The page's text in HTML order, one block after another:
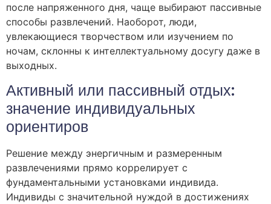
после напряженного дня, чаще выбирают пассивные
способы развлечений. Наоборот, люди,
увлекающиеся творчеством или изучением по
ночам, склонны к интеллектуальному досугу даже в
выходных.
Активный или пассивный отдых:
значение индивидуальных
ориентиров
Решение между энергичным и размеренным
развлечениями прямо коррелирует с
фундаментальными установками индивида.
Индивиды с значительной нуждой в достижениях